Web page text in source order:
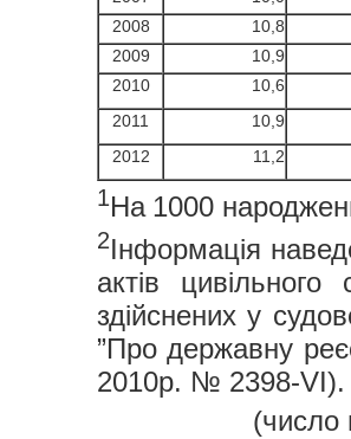
2008
10,8
2009
10,9
2010
10,6
2011
10,9
2012
11,2
1На 1000
2Інформація
актів
здійснених у
”Про державну
2010р. № 2398-VI).
(число